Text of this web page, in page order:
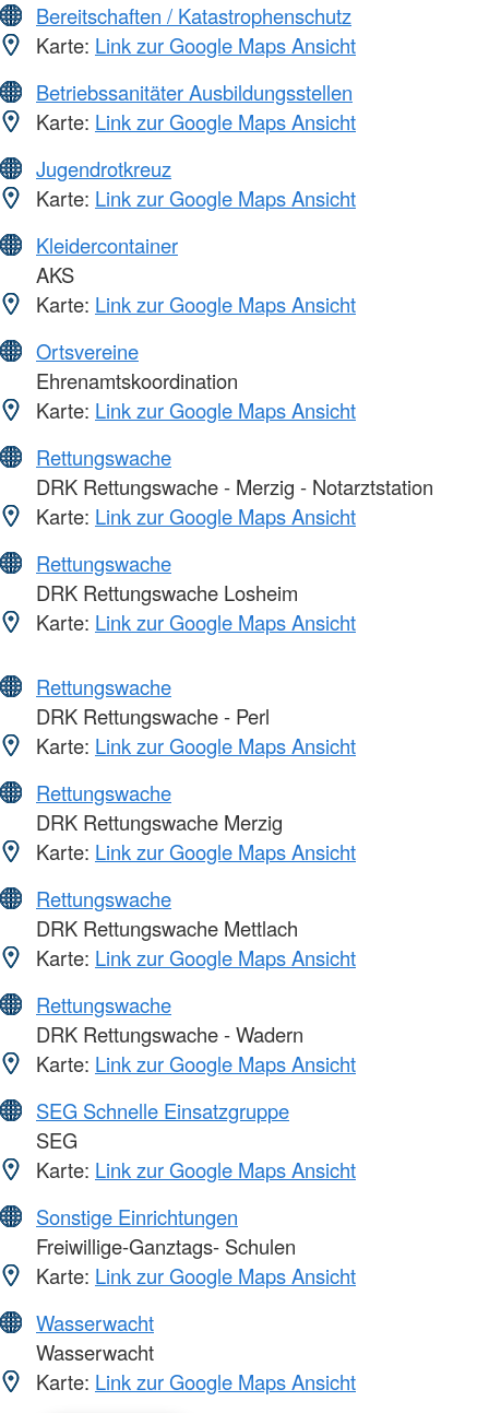
Bereitschaften / Katastrophenschutz
Karte: Link zur Google Maps Ansicht
Betriebssanitäter Ausbildungsstellen
Karte: Link zur Google Maps Ansicht
Jugendrotkreuz
Karte: Link zur Google Maps Ansicht
Kleidercontainer
AKS
Karte: Link zur Google Maps Ansicht
Ortsvereine
Ehrenamtskoordination
Karte: Link zur Google Maps Ansicht
Rettungswache
DRK Rettungswache - Merzig - Notarztstation
Karte: Link zur Google Maps Ansicht
Rettungswache
DRK Rettungswache Losheim
Karte: Link zur Google Maps Ansicht
Rettungswache
DRK Rettungswache - Perl
Karte: Link zur Google Maps Ansicht
Rettungswache
DRK Rettungswache Merzig
Karte: Link zur Google Maps Ansicht
Rettungswache
DRK Rettungswache Mettlach
Karte: Link zur Google Maps Ansicht
Rettungswache
DRK Rettungswache - Wadern
Karte: Link zur Google Maps Ansicht
SEG Schnelle Einsatzgruppe
SEG
Karte: Link zur Google Maps Ansicht
Sonstige Einrichtungen
Freiwillige-Ganztags- Schulen
Karte: Link zur Google Maps Ansicht
Wasserwacht
Wasserwacht
Karte: Link zur Google Maps Ansicht